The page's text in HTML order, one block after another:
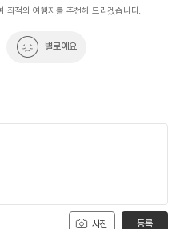
최적의 여행지를 추천해 드리겠습니다.
별로예요
사진 등록